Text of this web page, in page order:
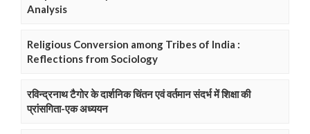
Analysis
Religious Conversion among Tribes of India :
Reflections from Sociology
रविन्द्रनाथ टैगोर के दार्शनिक चिंतन एवं वर्तमान संदर्भ में शिक्षा की
प्रांसगिता-एक अध्ययन